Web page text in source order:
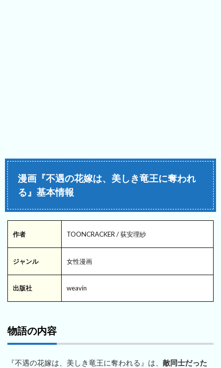
漫画『不遇の花嫁は、美しき竜王に奪われ
る』基本情報
作者 TOONCRACKER / 荻安理紗
ジャンル 女性漫画
出版社 weavin
物語の内容
『不遇の花嫁は、美しき竜王に奪われる』は、 敵同士だった